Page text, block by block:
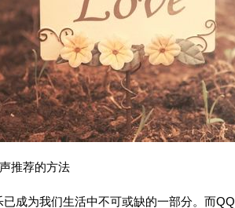
推荐的方法
成为我们生活中不可或缺的一部分。而